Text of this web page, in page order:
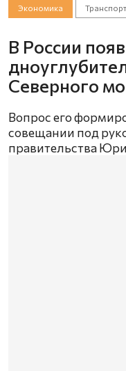
Экономика Транспорт
В России
Северного
Вопрос его
совещании под
правительства